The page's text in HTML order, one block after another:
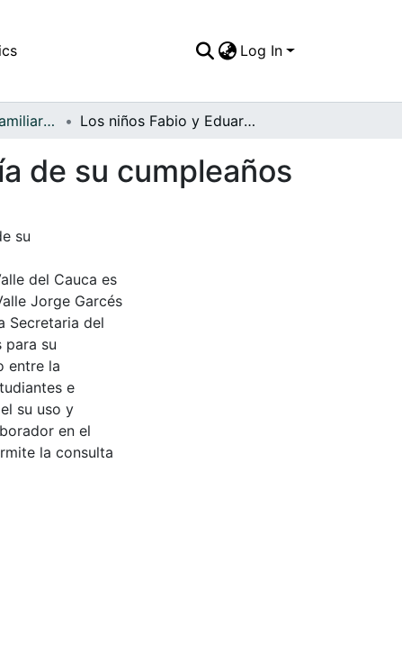
Log In
APFFVC - Fotos Familiares - Patrimonial Los niños Fabio y Eduardo Caicedo Montoya el día de su cumpleaños
de su cumpleaños
su
del Cauca es
Jorge Garcés
Secretaria del
para su
entre la
e
su uso y
en el
la consulta